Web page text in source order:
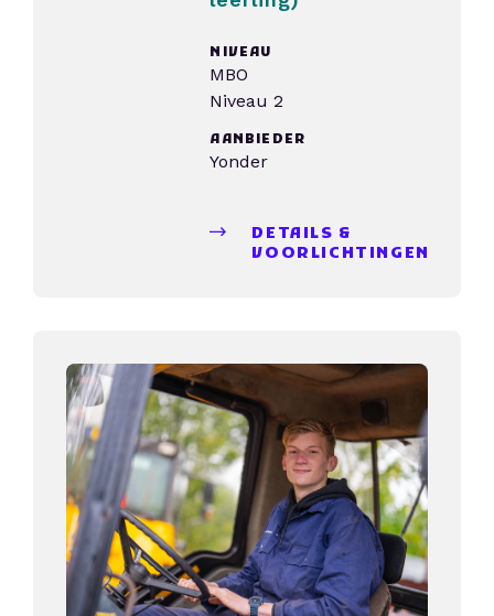
NIVEAU
MBO
Niveau 2
AANBIEDER
Yonder
DETAILS &
VOORLICHTINGEN